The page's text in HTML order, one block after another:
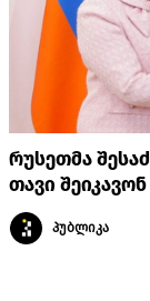
რუსეთმა
თავი
პუბლიკა